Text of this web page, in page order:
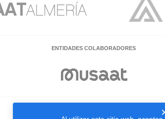
ENTIDADES COLABORADORES